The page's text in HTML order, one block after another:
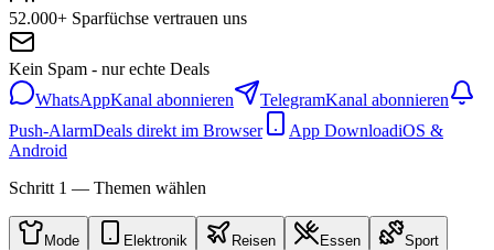
52.000+ Sparfüchse vertrauen uns
Kein Spam - nur echte Deals
WhatsAppKanal abonnieren TelegramKanal abonnieren
Push-AlarmDeals direkt im Browser App DownloadiOS &
Android
Schritt 1 — Themen wählen
Mode Elektronik Reisen Essen Sport